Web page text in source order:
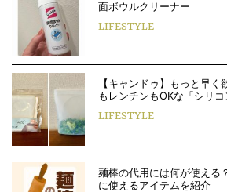
面ボウルクリーナー
LIFESTYLE
【キャンドゥ】もっと早
もレンチンもOKな「シリ
LIFESTYLE
麺棒の代用には何が使える
に使えるアイテムを紹介